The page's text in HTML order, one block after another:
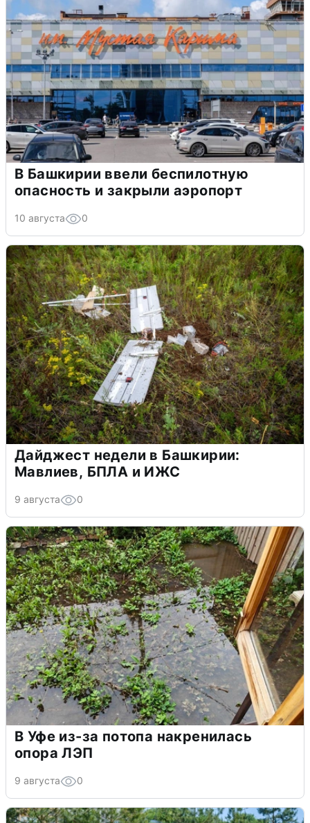
В Башкирии ввели беспилотную
опасность и закрыли аэропорт
10 августа 0
Дайджест недели в Башкирии:
Мавлиев, БПЛА и ИЖС
9 августа 0
В Уфе из-за потопа накренилась
опора ЛЭП
9 августа 0